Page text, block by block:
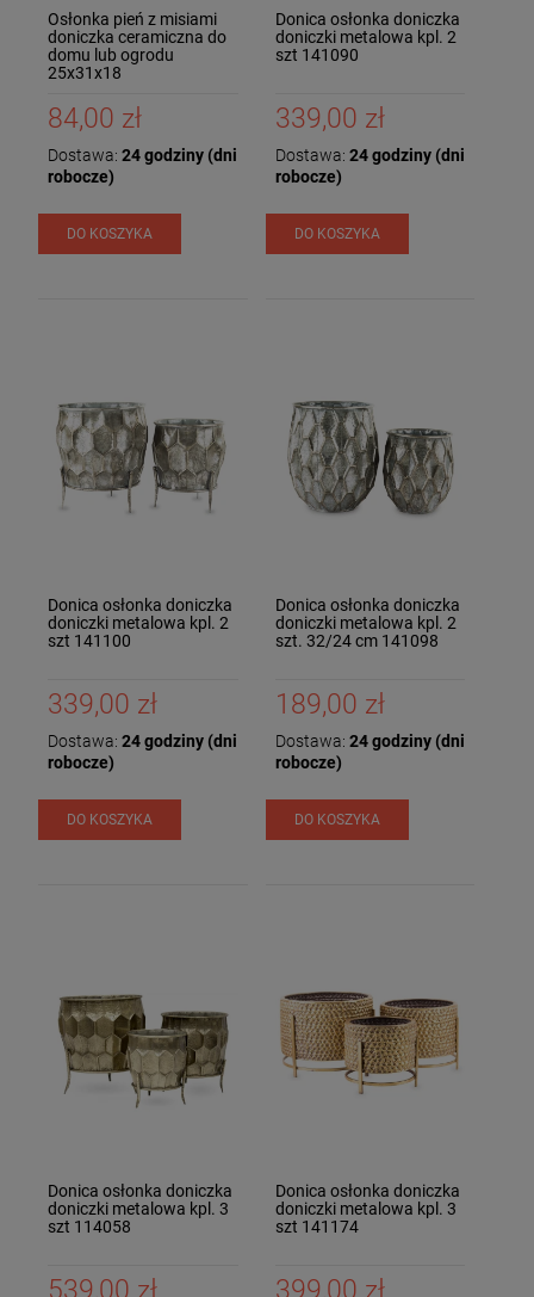
Osłonka pień z misiami
doniczka ceramiczna do
domu lub ogrodu
25x31x18
84,00 zł
Dostawa: 24 godziny (dni
robocze)
DO KOSZYKA
Donica osłonka doniczka
doniczki metalowa kpl. 2
szt 141090
339,00 zł
Dostawa: 24 godziny (dni
robocze)
DO KOSZYKA
Donica osłonka doniczka
doniczki metalowa kpl. 2
szt 141100
339,00 zł
Dostawa: 24 godziny (dni
robocze)
DO KOSZYKA
Donica osłonka doniczka
doniczki metalowa kpl. 2
szt. 32/24 cm 141098
189,00 zł
Dostawa: 24 godziny (dni
robocze)
DO KOSZYKA
Donica osłonka doniczka
doniczki metalowa kpl. 3
szt 114058
539,00 zł
Donica osłonka doniczka
doniczki metalowa kpl. 3
szt 141174
399,00 zł